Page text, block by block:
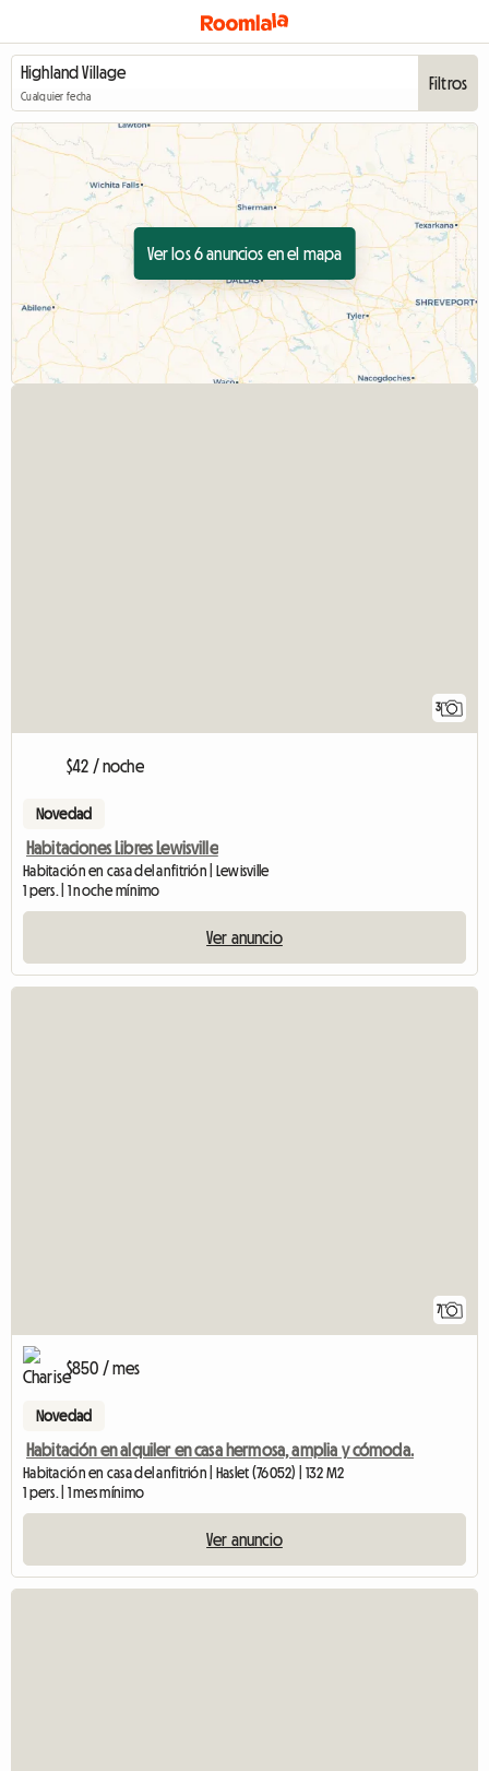
Cualquier fecha
Filtros
Ver los 6 anuncios en el mapa
3
$42 / noche
Novedad
Habitaciones Libres Lewisville
Habitación en casa del anfitrión | Lewisville
1 pers. | 1 noche mínimo
Ver anuncio
7
$850 / mes
Novedad
Habitación en alquiler en casa hermosa, amplia y cómoda.
Habitación en casa del anfitrión | Haslet (76052) | 132 M2
1 pers. | 1 mes mínimo
Ver anuncio